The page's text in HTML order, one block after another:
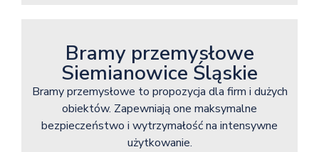
Bramy przemysłowe
Siemianowice Śląskie
Bramy przemysłowe to propozycja dla firm i dużych
obiektów. Zapewniają one maksymalne
bezpieczeństwo i wytrzymałość na intensywne
użytkowanie.